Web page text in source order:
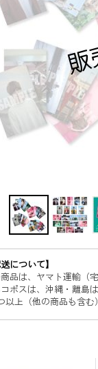
送について】
商品は、ヤマト運輸（
ポスは、沖縄・離島
以上（他の商品も含む